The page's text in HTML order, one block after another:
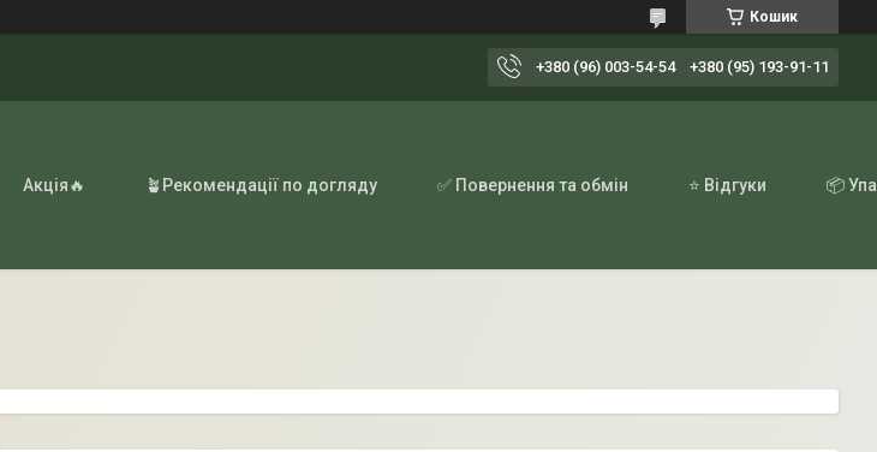
Кошик
+380 (96) 003-54-54 +380 (95) 193-91-11
Акція🔥 🪴Рекомендації по догляду ✅ Повернення та обмін ⭐ Відгуки 📦